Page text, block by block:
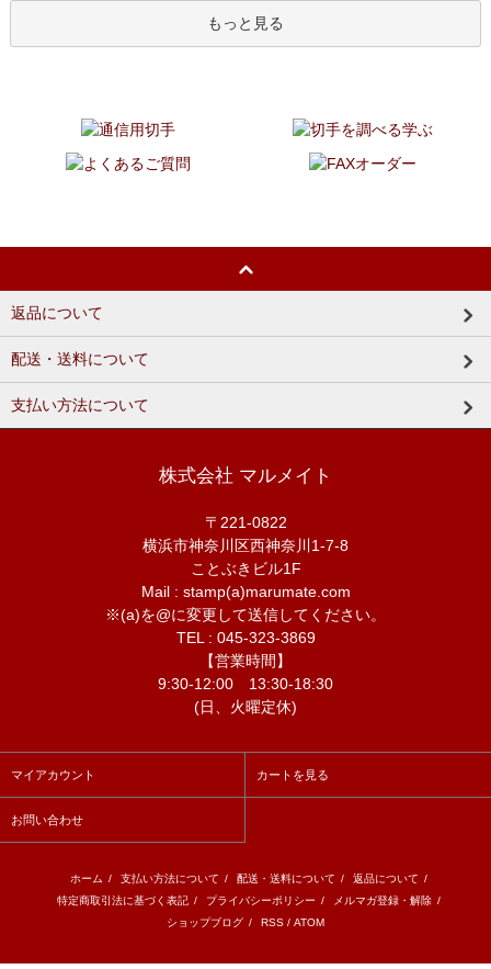
もっと見る
返品について
配送・送料について
支払い方法について
株式会社 マルメイト
〒221-0822
横浜市神奈川区西神奈川1-7-8
ことぶきビル1F
Mail : stamp(a)marumate.com
※(a)を@に変更して送信してください。
TEL : 045-323-3869
【営業時間】
9:30-12:00 13:30-18:30
(日、火曜定休)
マイアカウント カートを見る
お問い合わせ
ホーム / 支払い方法について / 配送・送料について / 返品について /
特定商取引法に基づく表記 / プライバシーポリシー / メルマガ登録・解除 /
ショップブログ / RSS / ATOM